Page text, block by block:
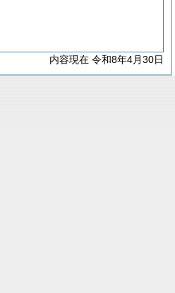
内容現在 令和8年4月30日